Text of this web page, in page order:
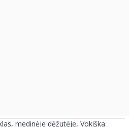
medinėje dėžutėje, Vokiška